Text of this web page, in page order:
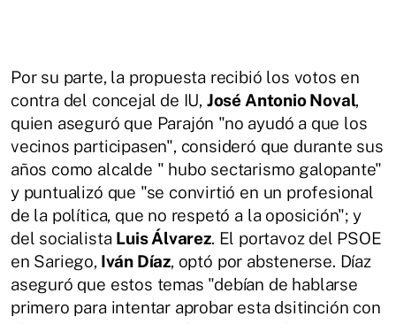
Por su parte, la propuesta recibió los votos en
contra del concejal de IU, José Antonio Noval,
quien aseguró que Parajón "no ayudó a que los
vecinos participasen", consideró que durante sus
años como alcalde " hubo sectarismo galopante"
y puntualizó que "se convirtió en un profesional
de la política, que no respetó a la oposición"; y
del socialista Luis Álvarez. El portavoz del PSOE
en Sariego, Iván Díaz, optó por abstenerse. Díaz
aseguró que estos temas "debían de hablarse
primero para intentar aprobar esta dsitinción con